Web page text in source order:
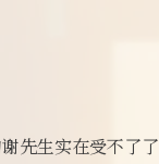
先生实在受不了了